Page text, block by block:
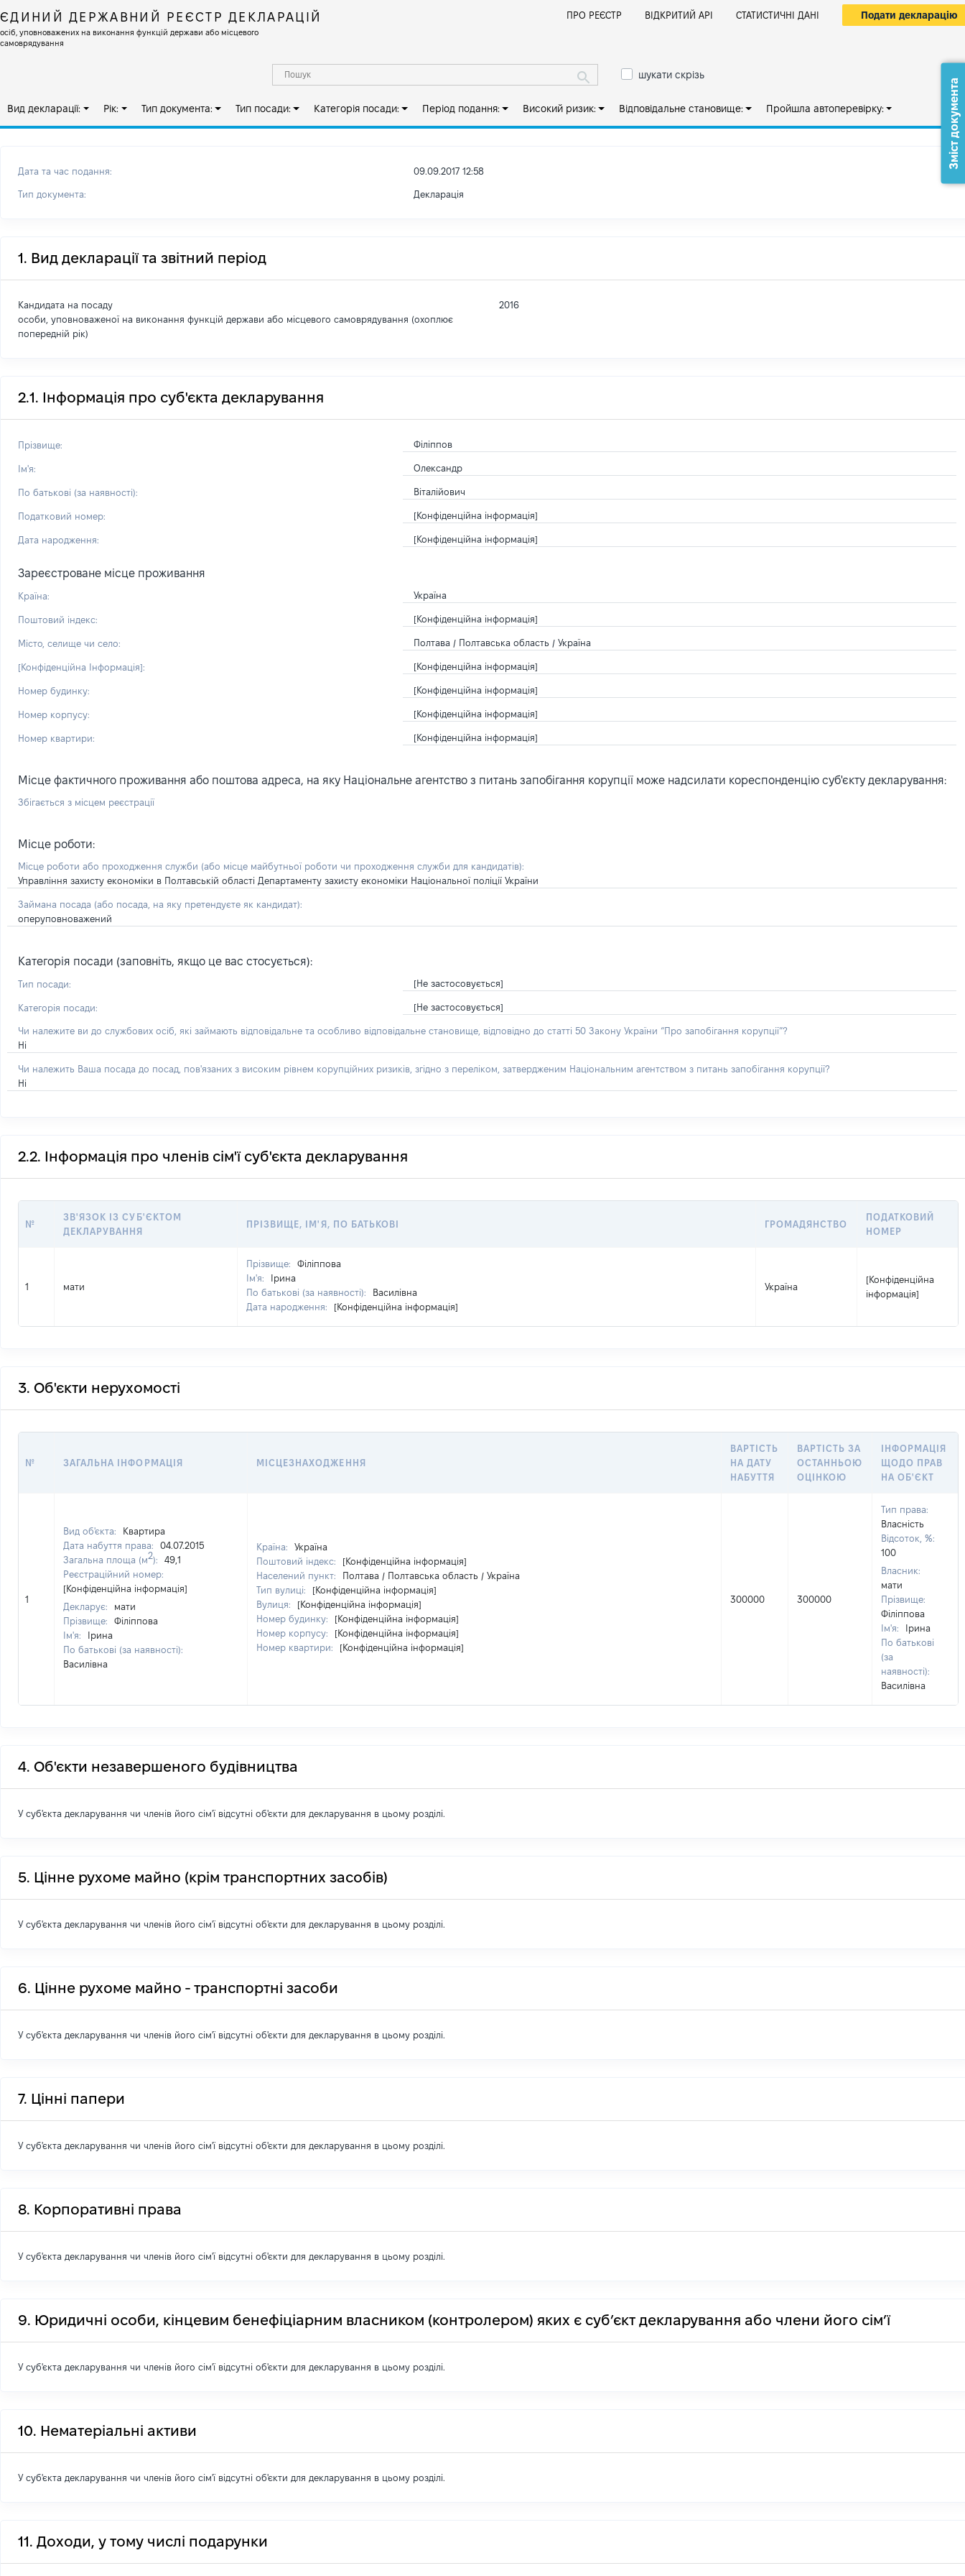
ЄДИНИЙ ДЕРЖАВНИЙ РЕЄСТР ДЕКЛАРАЦІЙ
осіб, уповноважених на виконання функцій держави або місцевого
самоврядування
ПРО РЕЄСТР ВІДКРИТИЙ АРІ СТАТИСТИЧНІ ДАНІ Подати декларацію
шукати скрізь
Вид декларації: Рік: Тип документа: Тип посади: Категорія посади: Період подання: Високий ризик: Відповідальне становище: Пройшла автоперевірку:
Дата та час подання: 09.09.2017 12:58
Тип документа: Декларація
1. Вид декларації та звітний період
Кандидата на посаду
особи, уповноваженої на виконання функцій держави або місцевого самоврядування (охоплює
попередній рік)
2016
2.1. Інформація про суб'єкта декларування
Прізвище: Філіппов
Ім'я: Олександр
По батькові (за наявності): Віталійович
Податковий номер: [Конфіденційна інформація]
Дата народження: [Конфіденційна інформація]
Зареєстроване місце проживання
Країна: Україна
Поштовий індекс: [Конфіденційна інформація]
Місто, селище чи село: Полтава / Полтавська область / Україна
[Конфіденційна Інформація]: [Конфіденційна інформація]
Номер будинку: [Конфіденційна інформація]
Номер корпусу: [Конфіденційна інформація]
Номер квартири: [Конфіденційна інформація]
Місце фактичного проживання або поштова адреса, на яку Національне агентство з питань запобігання корупції може надсилати кореспонденцію суб'єкту декларування:
Збігається з місцем реєстрації
Місце роботи:
Місце роботи або проходження служби (або місце майбутньої роботи чи проходження служби для кандидатів):
Управління захисту економіки в Полтавській області Департаменту захисту економіки Національної поліції України
Займана посада (або посада, на яку претендуєте як кандидат):
оперуповноважений
Категорія посади (заповніть, якщо це вас стосується):
Тип посади: [Не застосовується]
Категорія посади: [Не застосовується]
Чи належите ви до службових осіб, які займають відповідальне та особливо відповідальне становище, відповідно до статті 50 Закону України “Про запобігання корупції”?
Ні
Чи належить Ваша посада до посад, пов'язаних з високим рівнем корупційних ризиків, згідно з переліком, затвердженим Національним агентством з питань запобігання корупції?
Ні
2.2. Інформація про членів сім'ї суб'єкта декларування
№
ЗВ'ЯЗОК ІЗ СУБ'ЄКТОМ
ДЕКЛАРУВАННЯ
ПРІЗВИЩЕ, ІМ'Я, ПО БАТЬКОВІ ГРОМАДЯНСТВО
ПОДАТКОВИЙ
НОМЕР
1 мати
Прізвище:
Філіппова
Ім'я:
Ірина
По батькові (за наявності):
Василівна
Дата народження:
[Конфіденційна інформація]
Україна
[Конфіденційна
інформація]
3. Об'єкти нерухомості
№ ЗАГАЛЬНА ІНФОРМАЦІЯ МІСЦЕЗНАХОДЖЕННЯ
ВАРТІСТЬ
НА ДАТУ
НАБУТТЯ
ВАРТІСТЬ ЗА
ОСТАННЬОЮ
ОЦІНКОЮ
ІНФОРМАЦІЯ
ЩОДО ПРАВ
НА ОБ'ЄКТ
1
Вид об'єкта:
Квартира
Дата набуття права:
04.07.2015
Загальна площа (м2):
49,1
Реєстраційний номер:
[Конфіденційна інформація]
Декларує:
мати
Прізвище:
Філіппова
Ім'я:
Ірина
По батькові (за наявності):
Василівна
Країна:
Україна
Поштовий індекс:
[Конфіденційна інформація]
Населений пункт:
Полтава / Полтавська область / Україна
Тип вулиці:
[Конфіденційна інформація]
Вулиця:
[Конфіденційна інформація]
Номер будинку:
[Конфіденційна інформація]
Номер корпусу:
[Конфіденційна інформація]
Номер квартири:
[Конфіденційна інформація]
300000 300000
Тип права:
Власність
Відсоток, %:
100
Власник:
мати
Прізвище:
Філіппова
Ім'я:
Ірина
По батькові
(за
наявності):
Василівна
4. Об'єкти незавершеного будівництва
У суб'єкта декларування чи членів його сім'ї відсутні об'єкти для декларування в цьому розділі.
5. Цінне рухоме майно (крім транспортних засобів)
У суб'єкта декларування чи членів його сім'ї відсутні об'єкти для декларування в цьому розділі.
6. Цінне рухоме майно - транспортні засоби
У суб'єкта декларування чи членів його сім'ї відсутні об'єкти для декларування в цьому розділі.
7. Цінні папери
У суб'єкта декларування чи членів його сім'ї відсутні об'єкти для декларування в цьому розділі.
8. Корпоративні права
У суб'єкта декларування чи членів його сім'ї відсутні об'єкти для декларування в цьому розділі.
9. Юридичні особи, кінцевим бенефіціарним власником (контролером) яких є суб’єкт декларування або члени його сім’ї
У суб'єкта декларування чи членів його сім'ї відсутні об'єкти для декларування в цьому розділі.
10. Нематеріальні активи
У суб'єкта декларування чи членів його сім'ї відсутні об'єкти для декларування в цьому розділі.
11. Доходи, у тому числі подарунки
Зміст документа